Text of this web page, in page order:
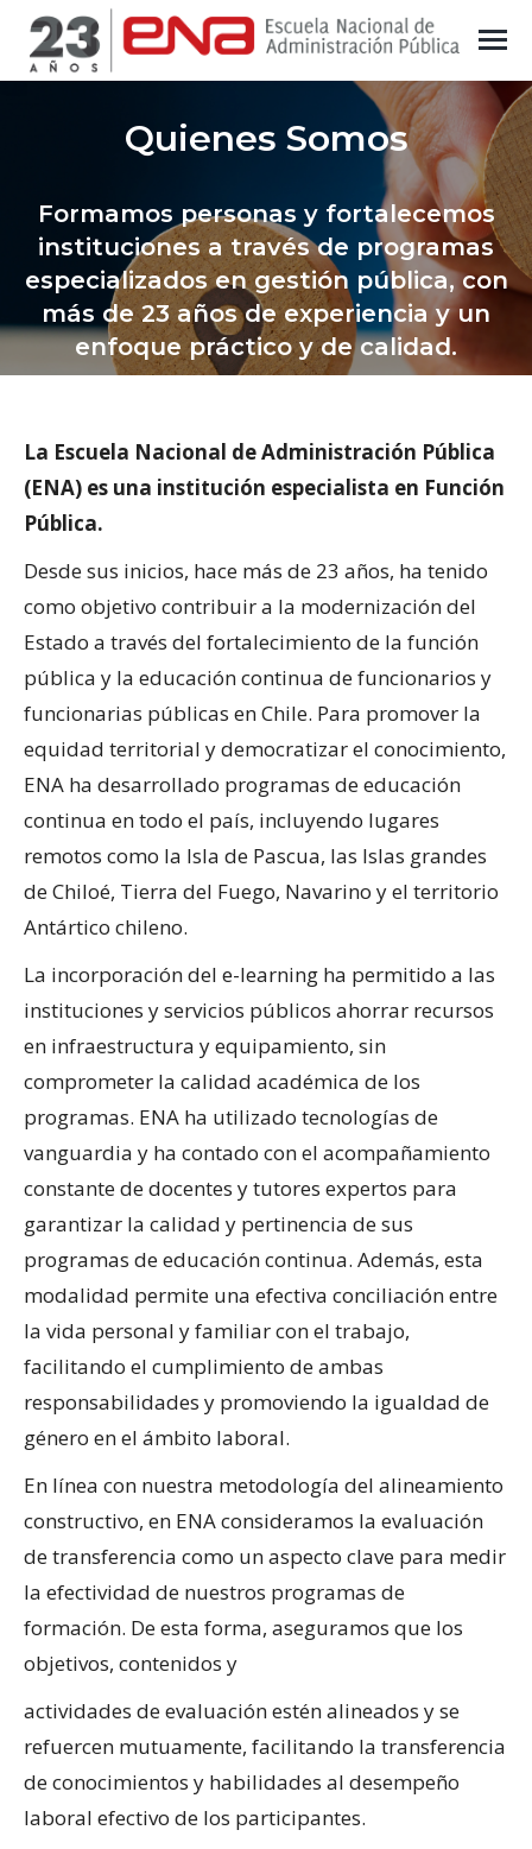
Quienes Somos
Formamos personas y fortalecemos
instituciones a través de programas
especializados en gestión pública, con
más de 23 años de experiencia y un
enfoque práctico y de calidad.
La Escuela Nacional de Administración Pública
(ENA) es una institución especialista en Función
Pública.
Desde sus inicios, hace más de 23 años, ha tenido
como objetivo contribuir a la modernización del
Estado a través del fortalecimiento de la función
pública y la educación continua de funcionarios y
funcionarias públicas en Chile. Para promover la
equidad territorial y democratizar el conocimiento,
ENA ha desarrollado programas de educación
continua en todo el país, incluyendo lugares
remotos como la Isla de Pascua, las Islas grandes
de Chiloé, Tierra del Fuego, Navarino y el territorio
Antártico chileno.
La incorporación del e-learning ha permitido a las
instituciones y servicios públicos ahorrar recursos
en infraestructura y equipamiento, sin
comprometer la calidad académica de los
programas. ENA ha utilizado tecnologías de
vanguardia y ha contado con el acompañamiento
constante de docentes y tutores expertos para
garantizar la calidad y pertinencia de sus
programas de educación continua. Además, esta
modalidad permite una efectiva conciliación entre
la vida personal y familiar con el trabajo,
facilitando el cumplimiento de ambas
responsabilidades y promoviendo la igualdad de
género en el ámbito laboral.
En línea con nuestra metodología del alineamiento
constructivo, en ENA consideramos la evaluación
de transferencia como un aspecto clave para medir
la efectividad de nuestros programas de
formación. De esta forma, aseguramos que los
objetivos, contenidos y
actividades de evaluación estén alineados y se
refuercen mutuamente, facilitando la transferencia
de conocimientos y habilidades al desempeño
laboral efectivo de los participantes.